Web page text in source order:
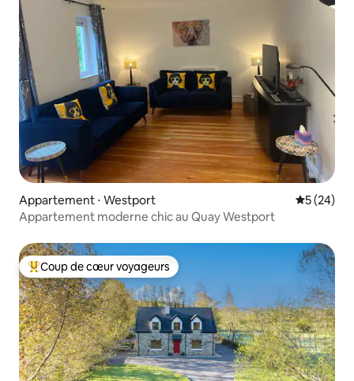
Appartement ⋅ Westport
5 (24)
Appartement moderne chic au Quay Westport
Coups de cœur voyageurs les plus appréciés
Coup de cœur voyageurs